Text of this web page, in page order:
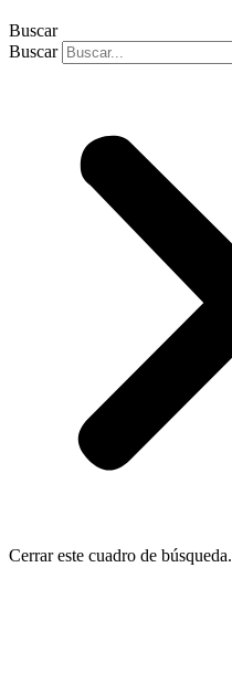
Buscar
Buscar
Cerrar este cuadro de búsqueda.